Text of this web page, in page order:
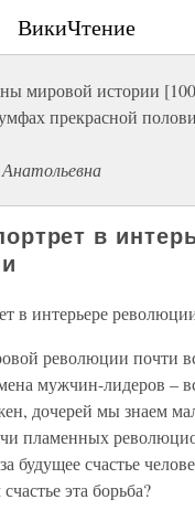
ВикиЧтение
мировой истории
прекрасной
в
в интерьере
революции почти
мужчин-лидеров –
дочерей мы знаем
пламенных
будущее счастье
эта борьба?